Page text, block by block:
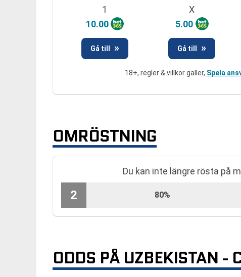
1
10.00
Gå till
X
5.00
Gå till
18+, regler & villkor gäller, Spela
OMRÖSTNING
Du kan inte längre rösta på
2 80%
ODDS PÅ UZBEKISTAN -